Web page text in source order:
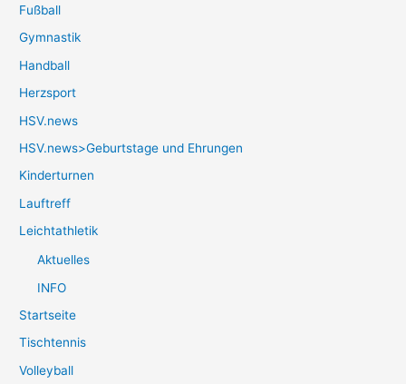
Fußball
Gymnastik
Handball
Herzsport
HSV.news
HSV.news>Geburtstage und Ehrungen
Kinderturnen
Lauftreff
Leichtathletik
Aktuelles
INFO
Startseite
Tischtennis
Volleyball